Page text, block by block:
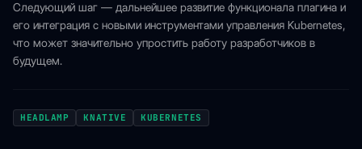
Следующий шаг — дальнейшее развитие функционала плагина и
его интеграция с новыми инструментами управления Kubernetes,
что может значительно упростить работу разработчиков в
будущем.
HEADLAMP KNATIVE KUBERNETES